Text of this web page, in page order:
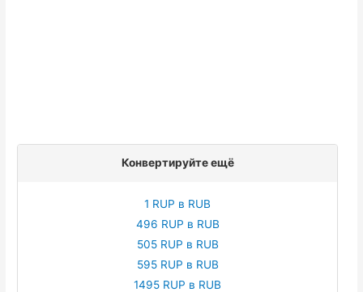
Конвертируйте ещё
1 RUP в RUB
496 RUP в RUB
505 RUP в RUB
595 RUP в RUB
1495 RUP в RUB